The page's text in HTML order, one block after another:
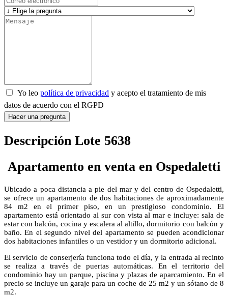
Yo leo política de privacidad y acepto el tratamiento de mis
datos de acuerdo con el RGPD
Hacer una pregunta
Descripción Lote 5638
Apartamento en venta en Ospedaletti
Ubicado a poca distancia a pie del mar y del centro de Ospedaletti,
se ofrece un apartamento de dos habitaciones de aproximadamente
84 m2 en el primer piso, en un prestigioso condominio. El
apartamento está orientado al sur con vista al mar e incluye: sala de
estar con balcón, cocina y escalera al altillo, dormitorio con balcón y
baño. En el segundo nivel del apartamento se pueden acondicionar
dos habitaciones infantiles o un vestidor y un dormitorio adicional.
El servicio de conserjería funciona todo el día, y la entrada al recinto
se realiza a través de puertas automáticas. En el territorio del
condominio hay un parque, piscina y plazas de aparcamiento. En el
precio se incluye un garaje para un coche de 25 m2 y un sótano de 8
m2.